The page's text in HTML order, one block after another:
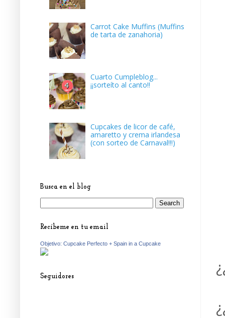
Carrot Cake Muffins (Muffins
de tarta de zanahoria)
Cuarto Cumpleblog...
¡¡sorteíto al canto!!
Cupcakes de licor de café,
amaretto y crema irlandesa
(con sorteo de Carnaval!!!)
Busca en el blog
Recíbeme en tu email
Objetivo: Cupcake Perfecto + Spain in a Cupcake
Seguidores